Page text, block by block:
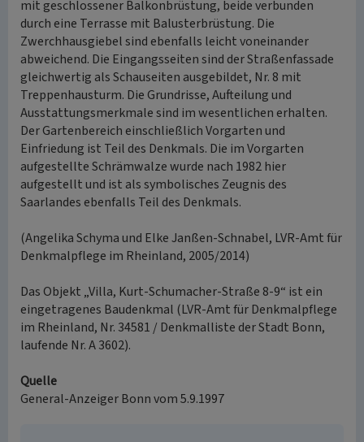
mit geschlossener Balkonbrüstung, beide verbunden
durch eine Terrasse mit Balusterbrüstung. Die
Zwerchhausgiebel sind ebenfalls leicht voneinander
abweichend. Die Eingangsseiten sind der Straßenfassade
gleichwertig als Schauseiten ausgebildet, Nr. 8 mit
Treppenhausturm. Die Grundrisse, Aufteilung und
Ausstattungsmerkmale sind im wesentlichen erhalten.
Der Gartenbereich einschließlich Vorgarten und
Einfriedung ist Teil des Denkmals. Die im Vorgarten
aufgestellte Schrämwalze wurde nach 1982 hier
aufgestellt und ist als symbolisches Zeugnis des
Saarlandes ebenfalls Teil des Denkmals.
(Angelika Schyma und Elke Janßen-Schnabel, LVR-Amt für
Denkmalpflege im Rheinland, 2005/2014)
Das Objekt „Villa, Kurt-Schumacher-Straße 8-9“ ist ein
eingetragenes Baudenkmal (LVR-Amt für Denkmalpflege
im Rheinland, Nr. 34581 / Denkmalliste der Stadt Bonn,
laufende Nr. A 3602).
Quelle
General-Anzeiger Bonn vom 5.9.1997